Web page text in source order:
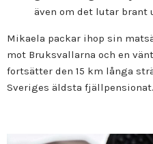
även om det lutar brant
Mikaela packar ihop sin
mot Bruksvallarna och en
fortsätter den 15 km långa
Sveriges äldsta fjällpensionat.